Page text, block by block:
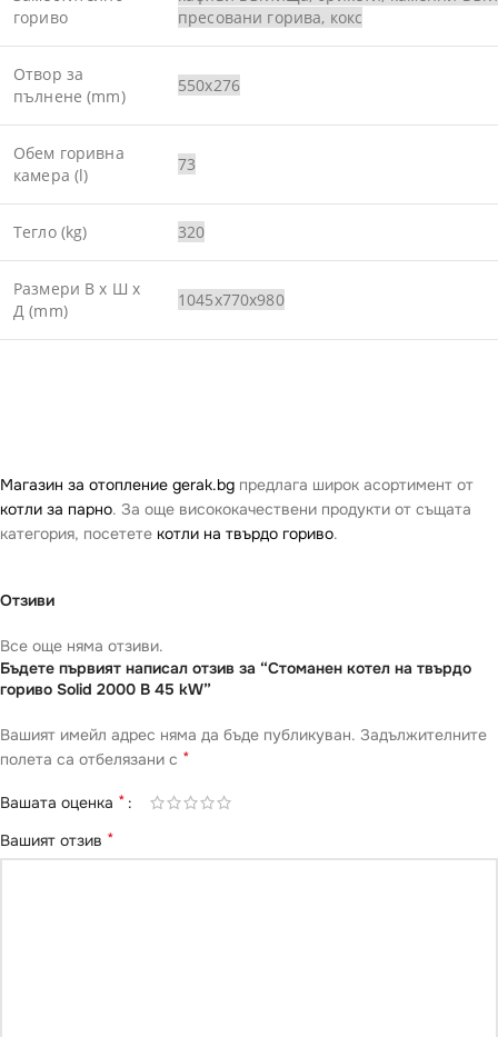
гориво
пресовани горива, кокс
Отвор за
пълнене (mm)
550х276
Обем горивна
камера (l)
73
Тегло (kg) 320
Размери В x Ш x
Д (mm)
1045x770x980
Магазин за отопление gerak.bg предлага широк асортимент от
котли за парно. За още висококачествени продукти от същата
категория, посетете котли на твърдо гориво.
Отзиви
Все още няма отзиви.
Бъдете първият написал отзив за “Стоманен котел на твърдо
гориво Sоlid 2000 B 45 kW”
Вашият имейл адрес няма да бъде публикуван. Задължителните
полета са отбелязани с *
Вашата оценка *
Вашият отзив *